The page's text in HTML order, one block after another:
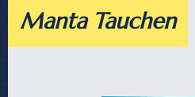
Manta Tauchen